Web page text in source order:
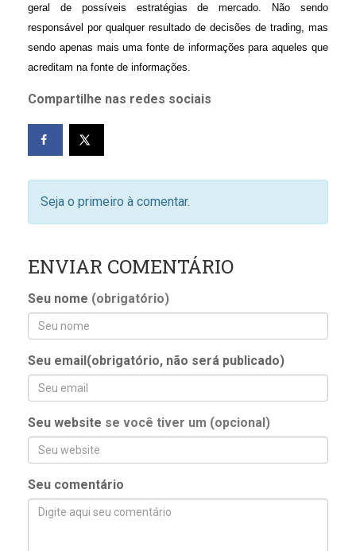
geral de possíveis estratégias de mercado. Não sendo
responsável por qualquer resultado de decisões de trading, mas
sendo apenas mais uma fonte de informações para aqueles que
acreditam na fonte de informações.
Compartilhe nas redes sociais
Seja o primeiro à comentar.
ENVIAR COMENTÁRIO
Seu nome (obrigatório)
Seu email(obrigatório, não será publicado)
Seu website se você tiver um (opcional)
Seu comentário